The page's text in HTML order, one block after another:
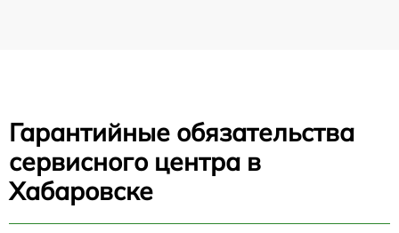
Гарантийные обязательства
сервисного центра в
Хабаровске